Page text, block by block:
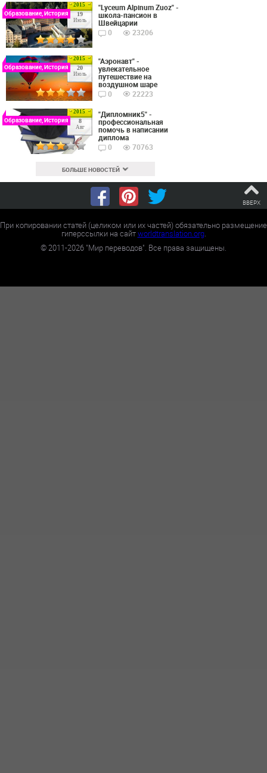
2015
19
Июль
Образование, История
"Lyceum Alpinum Zuoz" -
школа-пансион в
Швейцарии
0
23206
2015
20
Июль
Образование, История
"Аэронавт" -
увлекательное
путешествие на
воздушном шаре
0
22223
2015
8
Авг
Образование, История
"Дипломник5" -
профессиональная
помочь в написании
диплома
0
70763
БОЛЬШЕ НОВОСТЕЙ
ВВЕРХ
При копировании статей (целиком или их частей) обязательно размещение
гиперссылки на сайтworldtranslation.org.
©2011-2026 "Мир переводов". Все права защищены.